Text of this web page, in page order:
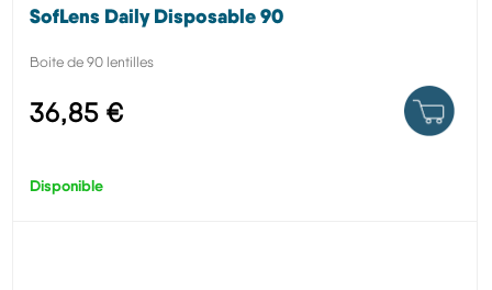
SofLens Daily Disposable 90
Boite de 90 lentilles
36,85 €
Disponible